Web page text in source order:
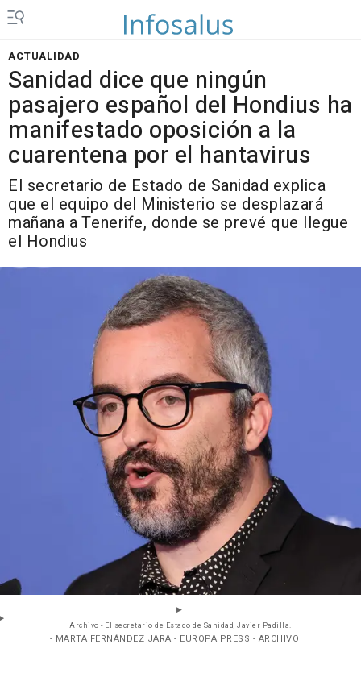
ACTUALIDAD
Sanidad dice que ningún
pasajero español del Hondius ha
manifestado oposición a la
cuarentena por el hantavirus
El secretario de Estado de Sanidad explica
que el equipo del Ministerio se desplazará
mañana a Tenerife, donde se prevé que llegue
el Hondius
Archivo - El secretario de Estado de Sanidad, Javier Padilla.
- MARTA FERNÁNDEZ JARA - EUROPA PRESS - ARCHIVO